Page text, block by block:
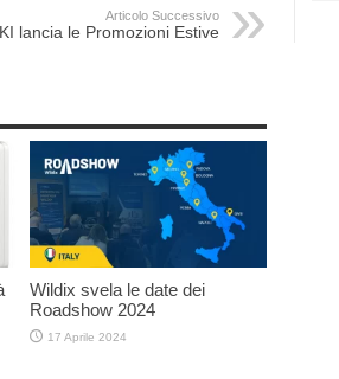
Articolo Successivo
lancia le Promozioni Estive
Wildix svela le date dei
Roadshow 2024
17 Aprile 2024